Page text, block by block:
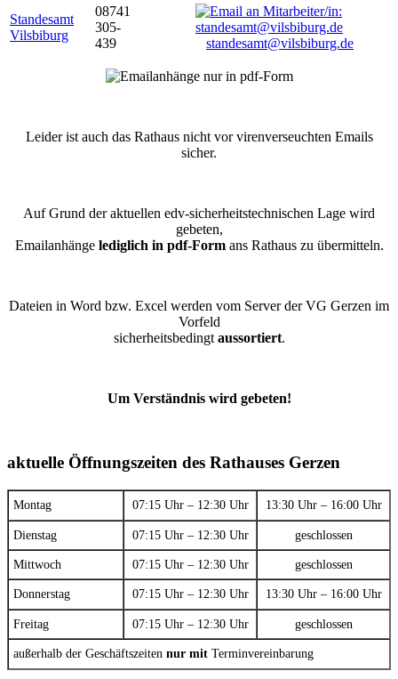
Standesamt
Vilsbiburg
08741
305-
439
standesamt@vilsbiburg.de
Leider ist auch das Rathaus nicht vor virenverseuchten Emails
sicher.
Auf Grund der aktuellen edv-sicherheitstechnischen Lage wird
gebeten,
Emailanhänge lediglich in pdf-Formans Rathaus zu übermitteln.
Dateien in Word bzw. Excel werden vom Server der VG Gerzen im
Vorfeld
sicherheitsbedingt aussortiert.
Um Verständnis wird gebeten!
aktuelle Öffnungszeiten des Rathauses Gerzen
Montag 07:15 Uhr – 12:30 Uhr 13:30 Uhr – 16:00 Uhr
Dienstag 07:15 Uhr – 12:30 Uhr geschlossen
Mittwoch 07:15 Uhr – 12:30 Uhr geschlossen
Donnerstag 07:15 Uhr – 12:30 Uhr 13:30 Uhr – 16:00 Uhr
Freitag 07:15 Uhr – 12:30 Uhr geschlossen
außerhalb der Geschäftszeiten nur mit Terminvereinbarung